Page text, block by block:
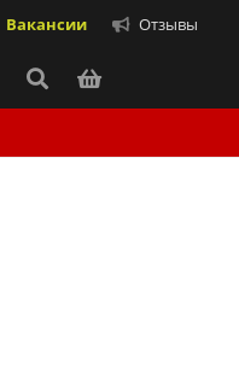
Вакансии Отзывы